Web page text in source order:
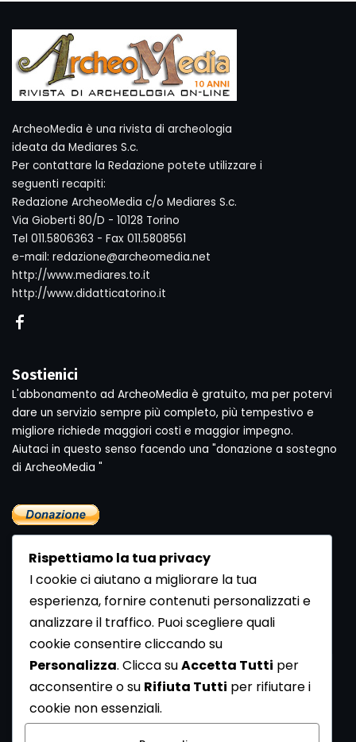
ArcheoMedia è una rivista di archeologia
ideata da Mediares S.c.
Per contattare la Redazione potete utilizzare i
seguenti recapiti:
Redazione ArcheoMedia c/o Mediares S.c.
Via Gioberti 80/D - 10128 Torino
Tel 011.5806363 - Fax 011.5808561
e-mail: redazione@archeomedia.net
http://www.mediares.to.it
http://www.didatticatorino.it
Sostienici
L'abbonamento ad ArcheoMedia è gratuito, ma per potervi
dare un servizio sempre più completo, più tempestivo e
migliore richiede maggiori costi e maggior impegno.
Aiutaci in questo senso facendo una "donazione a sostegno
di ArcheoMedia "
Newsletter
Se vuoi ricevere la Rivista gratuita di archeologia realizzata
dalla Redazione di ArcheoMedia iscriviti alla nostra
Newsletter [Clicca Qui]
Con l'invio del messaggio l'utente dichiara di aver letto
Rispettiamo la tua privacy
I cookie ci aiutano a migliorare la tua
esperienza, fornire contenuti personalizzati e
analizzare il traffico. Puoi scegliere quali
cookie consentire cliccando su
Personalizza. Clicca suAccetta Tutti per
acconsentire o su Rifiuta Tutti per rifiutare i
cookie non essenziali.